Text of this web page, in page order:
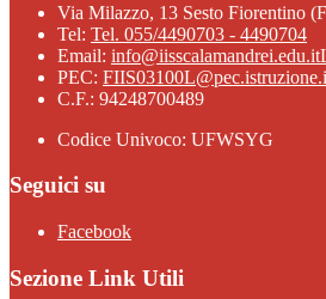
Via Milazzo, 13 Sesto Fiorentino
Tel: Tel. 055/4490703 - 4490704
Email: info@iisscalamandrei.edu.it
PEC:
C.F.: 94248700489
Codice Univoco: UFWSYG
Seguici su
Facebook
Sezione Link Utili